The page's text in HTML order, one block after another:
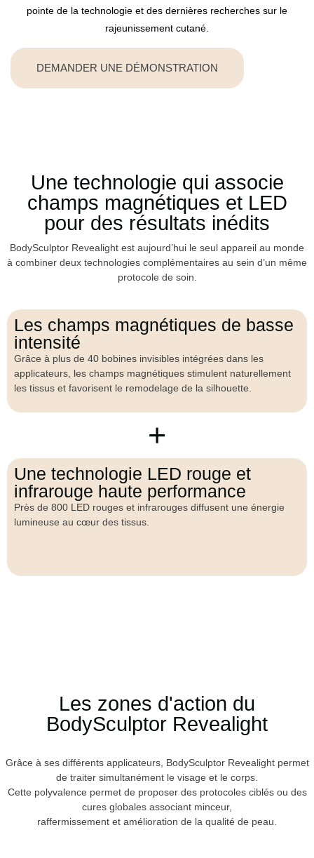
pointe de la technologie et des dernières recherches sur le
rajeunissement cutané.
DEMANDER UNE DÉMONSTRATION
Une technologie qui associe
champs magnétiques et LED
pour des résultats inédits
BodySculptor Revealight est aujourd’hui le seul appareil au monde
à combiner deux technologies complémentaires au sein d’un même
protocole de soin.
Les champs magnétiques de basse
intensité
Grâce à plus de 40 bobines invisibles intégrées dans les
applicateurs, les champs magnétiques stimulent naturellement
les tissus et favorisent le remodelage de la silhouette.
+
Une technologie LED rouge et
infrarouge haute performance
Près de 800 LED rouges et infrarouges diffusent une énergie
lumineuse au cœur des tissus.
Les zones d'action du
BodySculptor Revealight
Grâce à ses différents applicateurs, BodySculptor Revealight permet
de traiter simultanément le visage et le corps.
Cette polyvalence permet de proposer des protocoles ciblés ou des
cures globales associant minceur,
raffermissement et amélioration de la qualité de peau.